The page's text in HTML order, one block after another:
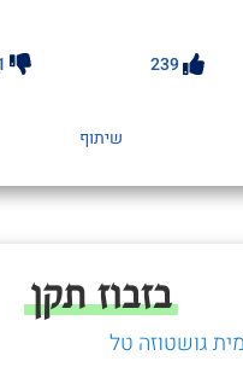
239
שיתוף
בזבוז תקן
גושטוזה טל